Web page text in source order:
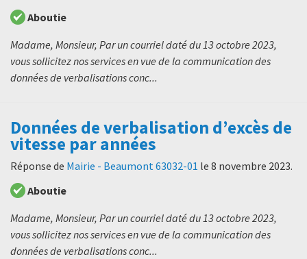
Aboutie
Madame, Monsieur, Par un courriel daté du 13 octobre 2023,
vous sollicitez nos services en vue de la communication des
données de verbalisations conc...
Données de verbalisation d’excès de
vitesse par années
Réponse de Mairie - Beaumont 63032-01 le 8 novembre 2023.
Aboutie
Madame, Monsieur, Par un courriel daté du 13 octobre 2023,
vous sollicitez nos services en vue de la communication des
données de verbalisations conc...